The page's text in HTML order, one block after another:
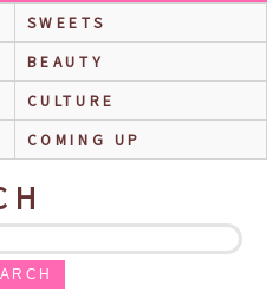
SWEETS
BEAUTY
CULTURE
COMING UP